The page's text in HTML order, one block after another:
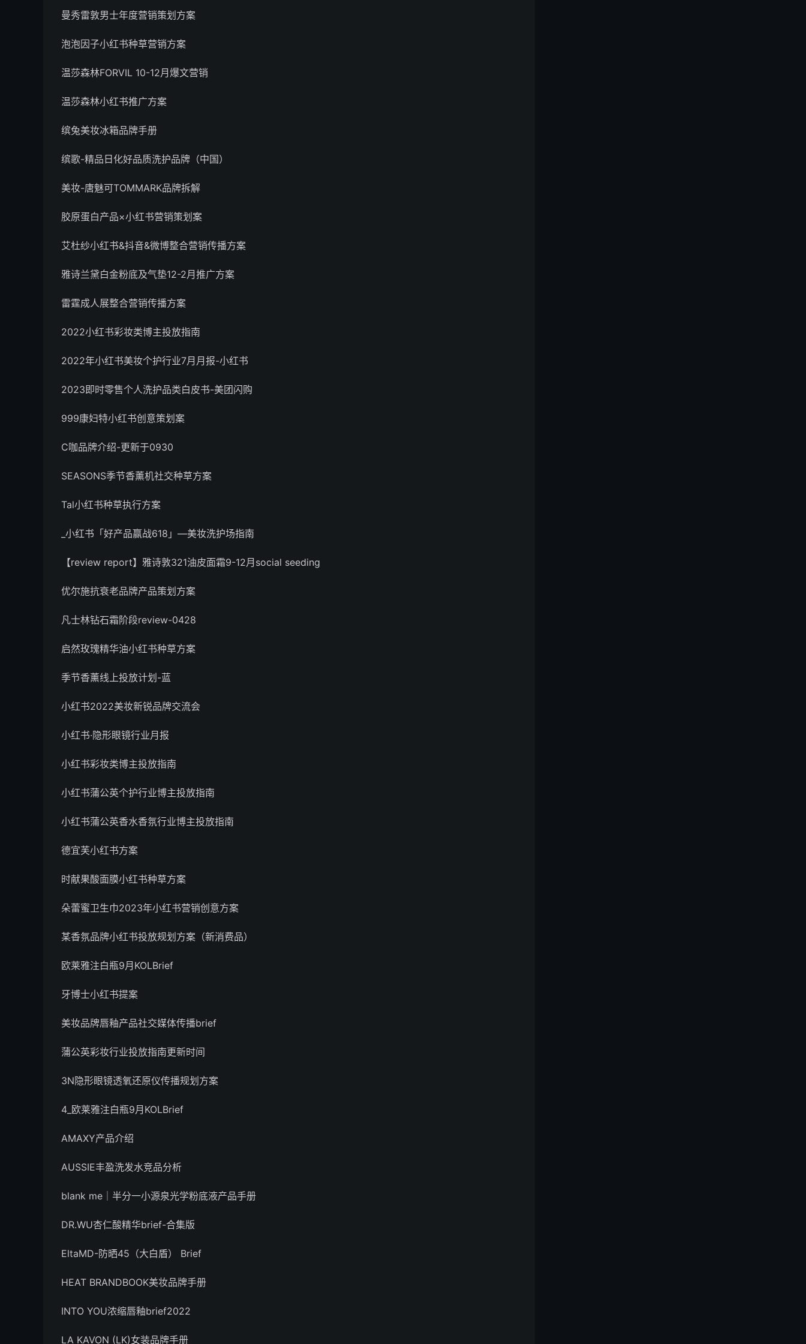
曼秀雷敦男士年度营销策划方案
泡泡因子小红书种草营销方案
温莎森林FORVIL 10-12月爆文营销
温莎森林小红书推广方案
缤兔美妆冰箱品牌手册
缤歌-精品日化好品质洗护品牌（中国）
美妆-唐魅可TOMMARK品牌拆解
胶原蛋白产品×小红书营销策划案
艾杜纱小红书&抖音&微博整合营销传播方案
雅诗兰黛白金粉底及气垫12-2月推广方案
雷霆成人展整合营销传播方案
2022小红书彩妆类博主投放指南
2022年小红书美妆个护行业7月月报-小红书
2023即时零售个人洗护品类白皮书-美团闪购
999康妇特小红书创意策划案
C咖品牌介绍-更新于0930
SEASONS季节香薰机社交种草方案
Tal小红书种草执行方案
_小红书「好产品赢战618」—美妆洗护场指南
【review report】雅诗敦321油皮面霜9-12月social seeding
优尔施抗衰老品牌产品策划方案
凡士林钻石霜阶段review-0428
启然玫瑰精华油小红书种草方案
季节香薰线上投放计划-蓝
小红书2022美妆新锐品牌交流会
小红书·隐形眼镜行业月报
小红书彩妆类博主投放指南
小红书蒲公英个护行业博主投放指南
小红书蒲公英香水香氛行业博主投放指南
德宜芙小红书方案
时献果酸面膜小红书种草方案
朵蕾蜜卫生巾2023年小红书营销创意方案
某香氛品牌小红书投放规划方案（新消费品）
欧莱雅注白瓶9月KOLBrief
牙博士小红书提案
美妆品牌唇釉产品社交媒体传播brief
蒲公英彩妆行业投放指南更新时间
3N隐形眼镜透氧还原仪传播规划方案
4_欧莱雅注白瓶9月KOLBrief
AMAXY产品介绍
AUSSIE丰盈洗发水竞品分析
blank me｜半分一小源泉光学粉底液产品手册
DR.WU杏仁酸精华brief-合集版
EltaMD-防晒45（大白盾） Brief
HEAT BRANDBOOK美妆品牌手册
INTO YOU浓缩唇釉brief2022
LA KAVON (LK)女装品牌手册